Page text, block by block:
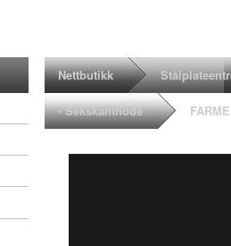
Nettbutikk
- Sekskanthode